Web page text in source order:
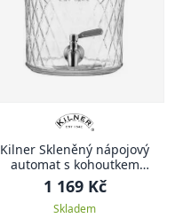
Kilner Skleněný nápojový
automat s kohoutkem
diamantový 5l
1 169 Kč
Skladem